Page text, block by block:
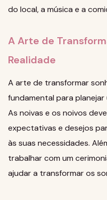
do local, a música e a
A Arte de
Realidade
A arte de transformar
fundamental para
As noivas e os noivos
expectativas e desejos
às suas necessidades.
trabalhar com um
ajudar a transformar os